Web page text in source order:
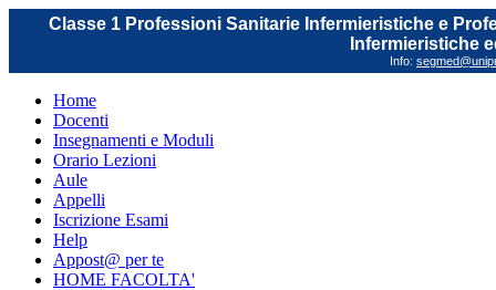
Classe 1 Professioni Sanitarie Infermieristiche e
Infermieristiche
Info:
Home
Docenti
Insegnamenti e Moduli
Orario Lezioni
Aule
Appelli
Iscrizione Esami
Help
Appost@ per te
HOME FACOLTA'